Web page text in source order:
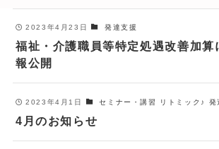
2023年4月23日 発達支援
福祉・介護職員等特定処遇改善加算
報公開
2023年4月1日 セミナー・講習 リトミック♪ 発
4月のお知らせ